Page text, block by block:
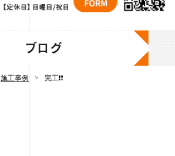
ブログ
施工事例 完工❗️❗️